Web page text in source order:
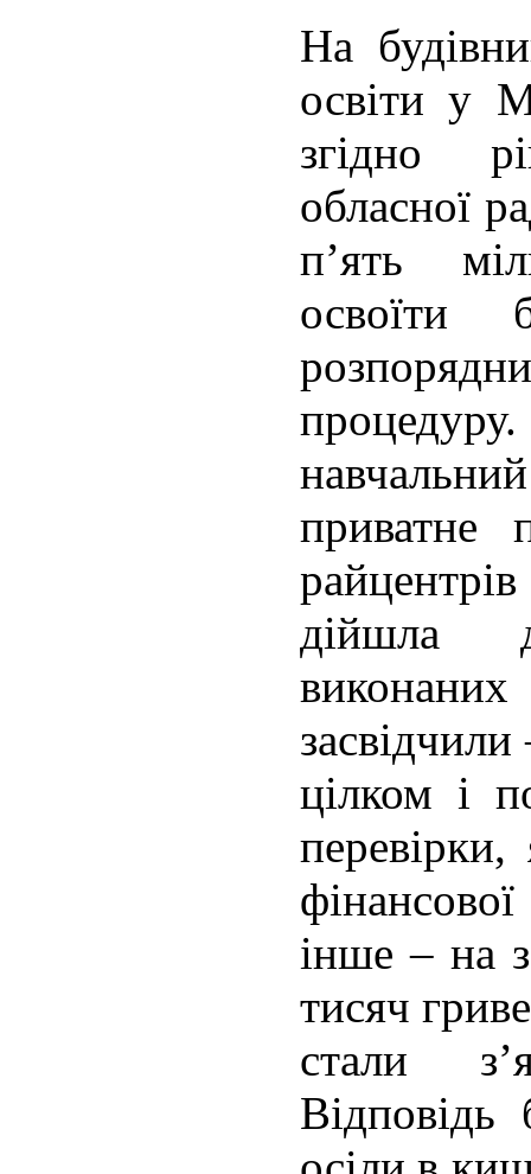
На
освіти у
згідно
обласної
п’ять
освоїти
приватне
дійшла
цілком і
перевірки,
інше – на
тисяч
стали